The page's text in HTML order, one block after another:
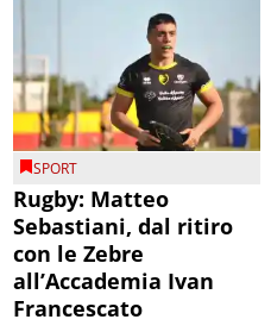
SPORT
Rugby: Matteo
Sebastiani, dal ritiro
con le Zebre
all’Accademia Ivan
Francescato